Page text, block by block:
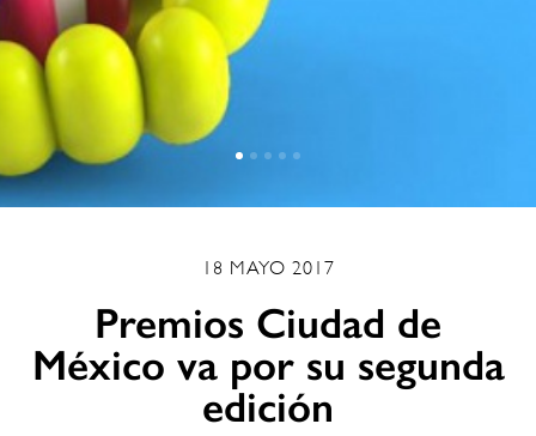
18 MAYO 2017
​Premios Ciudad de
México va por su segunda
edición